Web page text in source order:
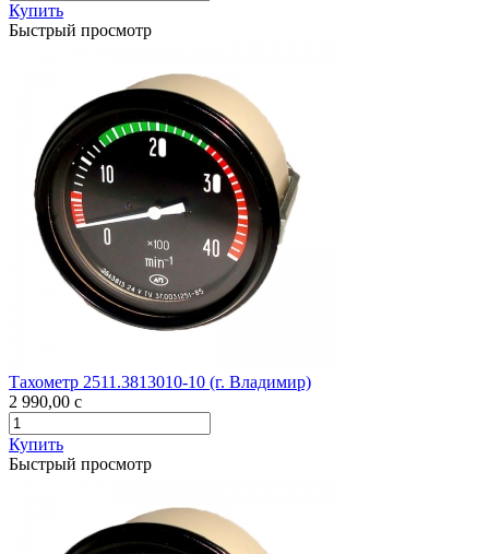
Купить
Быстрый просмотр
Тахометр 2511.3813010-10 (г. Владимир)
2 990,00 c
Купить
Быстрый просмотр